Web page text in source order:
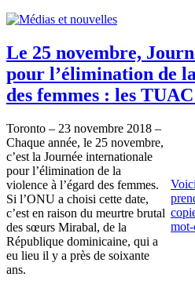
Le 25 novembre,
pour l’élimination de
des femmes : les
Toronto – 23 novembre 2018 –
Chaque année, le 25 novembre,
c’est la Journée internationale
pour l’élimination de la
violence à l’égard des femmes.
Si l’ONU a choisi cette date,
c’est en raison du meurtre brutal
des sœurs Mirabal, de la
République dominicaine, qui a
eu lieu il y a près de soixante
ans.